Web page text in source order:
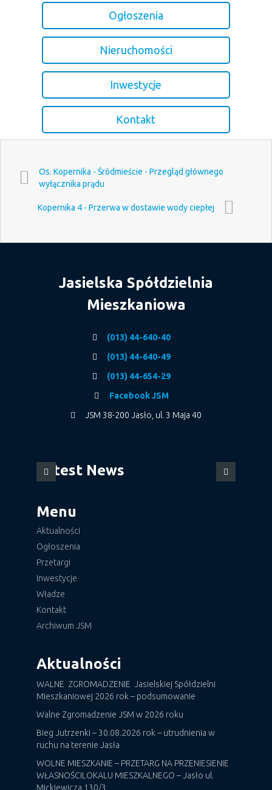
Ogłoszenia
Nieruchomości
Inwestycje
Kontakt
Os. Kopernika - Śródmieście - Przegląd głównego
wyłącznika prądu
Kopernika 4 - Przerwa w dostawie wody ciepłej
Jasielska Spółdzielnia
Mieszkaniowa
(013) 44-640-40
(013) 44-640-49
(013) 44-654-29
Facebook JSM
JSM 38-200 Jasło, ul. 3 Maja 40
Latest News
Menu
Aktualności
Ogłoszenia
Przetargi
Inwestycje
Władze
Kontakt
Archiwum JSM
Aktualności
WALNE ZGROMADZENIE Jasielskiej Spółdzielni
Mieszkaniowej 2026 rok – podsumowanie
Walne Zgromadzenie JSM w 2026 roku
Bieg Jutrzenki – 30.08.2026 rok – utrudnienia w
ruchu na terenie Jasła
WOLNE MIESZKANIE – PRZETARG NA PRZENIESIENIE
WŁASNOŚCILOKALU MIESZKALNEGO – Jasło ul.
Mickiewicza 130/3